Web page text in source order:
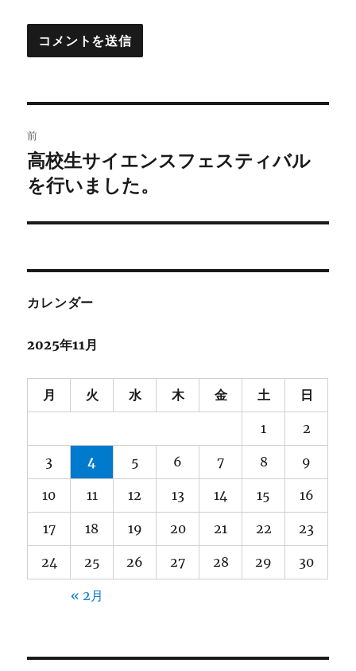
稿
ナ
ビ
ョ
ン
前
前
の
稿:
高校生サイエンスフェスティバル
を行いました。
カレンダー
2025年11月
月 火 水 木 金 土 日
1 2
3 4 5 6 7 8 9
10 11 12 13 14 15 16
17 18 19 20 21 22 23
24 25 26 27 28 29 30
« 2月